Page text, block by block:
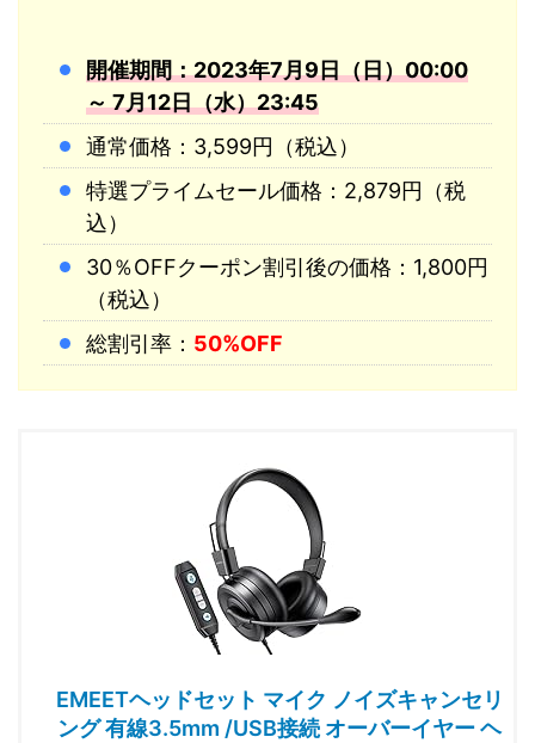
開催期間：2023年7月9日（日）00:00
～ 7月12日（水）23:45
通常価格：3,599円（税込）
特選プライムセール価格：2,879円（税
込）
30％OFFクーポン割引後の価格：1,800円
（税込）
総割引率： 50%OFF
EMEETヘッドセット マイク ノイズキャンセリ
ング 有線3.5mm /USB接続 オーバーイヤー ヘ